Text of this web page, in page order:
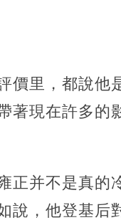
價里，都說他
著現在許多的
正并不是真的
說，他登基后